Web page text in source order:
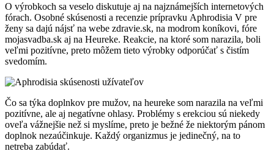
O výrobkoch sa veselo diskutuje aj na najznámejších internetových
fórach. Osobné skúsenosti a recenzie prípravku Aphrodisia V pre
ženy sa dajú nájsť na webe zdravie.sk, na modrom koníkovi, fóre
mojasvadba.sk aj na Heureke. Reakcie, na ktoré som narazila, boli
veľmi pozitívne, preto môžem tieto výrobky odporúčať s čistím
svedomím.
Čo sa týka doplnkov pre mužov, na heureke som narazila na veľmi
pozitívne, ale aj negatívne ohlasy. Problémy s erekciou sú niekedy
oveľa vážnejšie než si myslíme, preto je bežné že niektorým pánom
doplnok nezaúčinkuje. Každý organizmus je jedinečný, na to
netreba zabúdať.